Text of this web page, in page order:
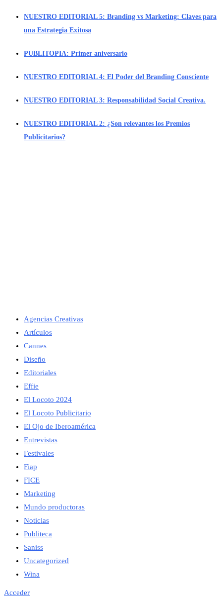
NUESTRO EDITORIAL 5: Branding vs Marketing: Claves para
una Estrategia Exitosa
PUBLITOPIA: Primer aniversario
NUESTRO EDITORIAL 4: El Poder del Branding Consciente
NUESTRO EDITORIAL 3: Responsabilidad Social Creativa.
NUESTRO EDITORIAL 2: ¿Son relevantes los Premios
Publicitarios?
Agencias Creativas
Artículos
Cannes
Diseño
Editoriales
Effie
El Locoto 2024
El Locoto Publicitario
El Ojo de Iberoamérica
Entrevistas
Festivales
Fiap
FICE
Marketing
Mundo productoras
Noticias
Publiteca
Saniss
Uncategorized
Wina
Acceder